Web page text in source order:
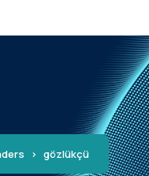
> gözlükçü